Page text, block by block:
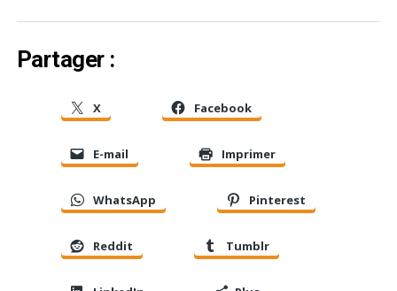
Partager :
X Facebook
E-mail Imprimer
WhatsApp Pinterest
Reddit Tumblr